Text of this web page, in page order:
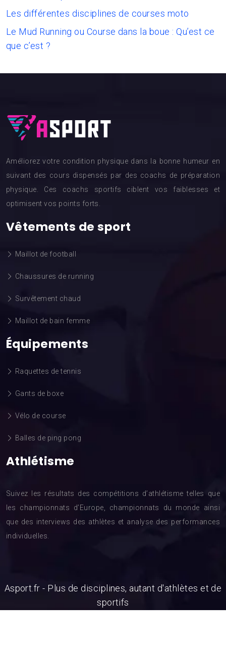
Les différentes disciplines de courses moto
Le Mud Running ou Course dans la boue : Qu’est ce
que c’est ?
Améliorez votre condition physique dans la bonne humeur en
suivant des cours dispensés par des coachs de préparation
physique. Ces coachs sportifs ciblent vos faiblesses et
optimisent vos points forts.
Vêtements de sport
Maillot de football
Chaussures de running
Survêtement chaud
Maillot de bain femme
Équipements
Raquettes de tennis
Gants de boxe
Vélo de course
Balles de ping pong
Athlétisme
Suivez les résultats des compétitions d’athlétisme telles que
les championnats d’Europe, championnats du monde ainsi
que des interviews des athlètes et analyse des performances
individuelles.
Asport.fr - Plus de disciplines, autant d'athlètes et de
sportifs